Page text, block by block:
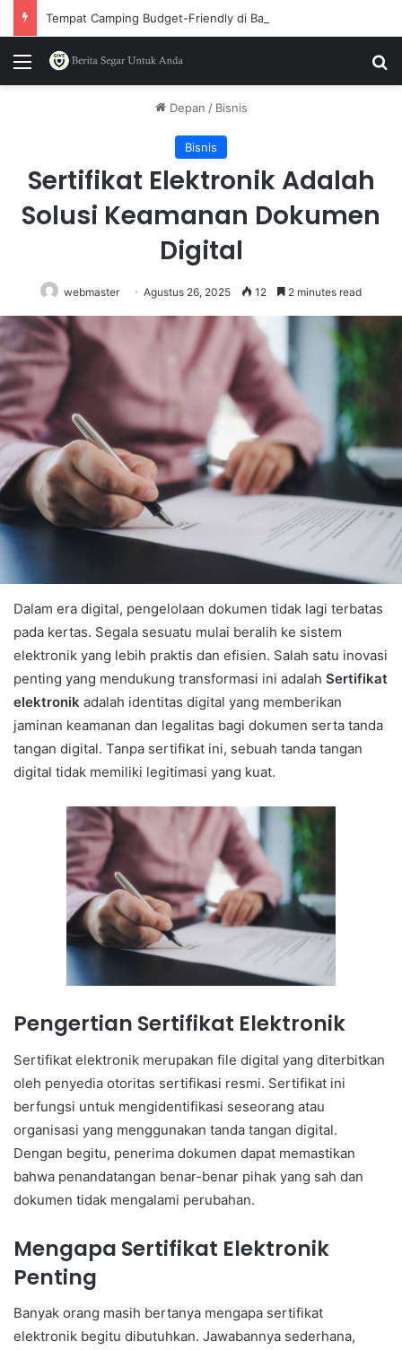
Menu
Depan / Bisnis
Bisnis
Sertifikat Elektronik Adalah
Solusi Keamanan Dokumen
Digital
webmaster Agustus 26, 2025 12 2 minutes read
Dalam era digital, pengelolaan dokumen tidak lagi terbatas
pada kertas. Segala sesuatu mulai beralih ke sistem
elektronik yang lebih praktis dan efisien. Salah satu inovasi
penting yang mendukung transformasi ini adalah Sertifikat
elektronik adalah identitas digital yang memberikan
jaminan keamanan dan legalitas bagi dokumen serta tanda
tangan digital. Tanpa sertifikat ini, sebuah tanda tangan
digital tidak memiliki legitimasi yang kuat.
Pengertian Sertifikat Elektronik
Sertifikat elektronik merupakan file digital yang diterbitkan
oleh penyedia otoritas sertifikasi resmi. Sertifikat ini
berfungsi untuk mengidentifikasi seseorang atau
organisasi yang menggunakan tanda tangan digital.
Dengan begitu, penerima dokumen dapat memastikan
bahwa penandatangan benar-benar pihak yang sah dan
dokumen tidak mengalami perubahan.
Mengapa Sertifikat Elektronik
Penting
Banyak orang masih bertanya mengapa sertifikat
elektronik begitu dibutuhkan. Jawabannya sederhana,